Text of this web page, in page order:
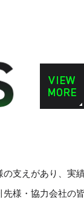
支えがあり、実
様・協力会社の